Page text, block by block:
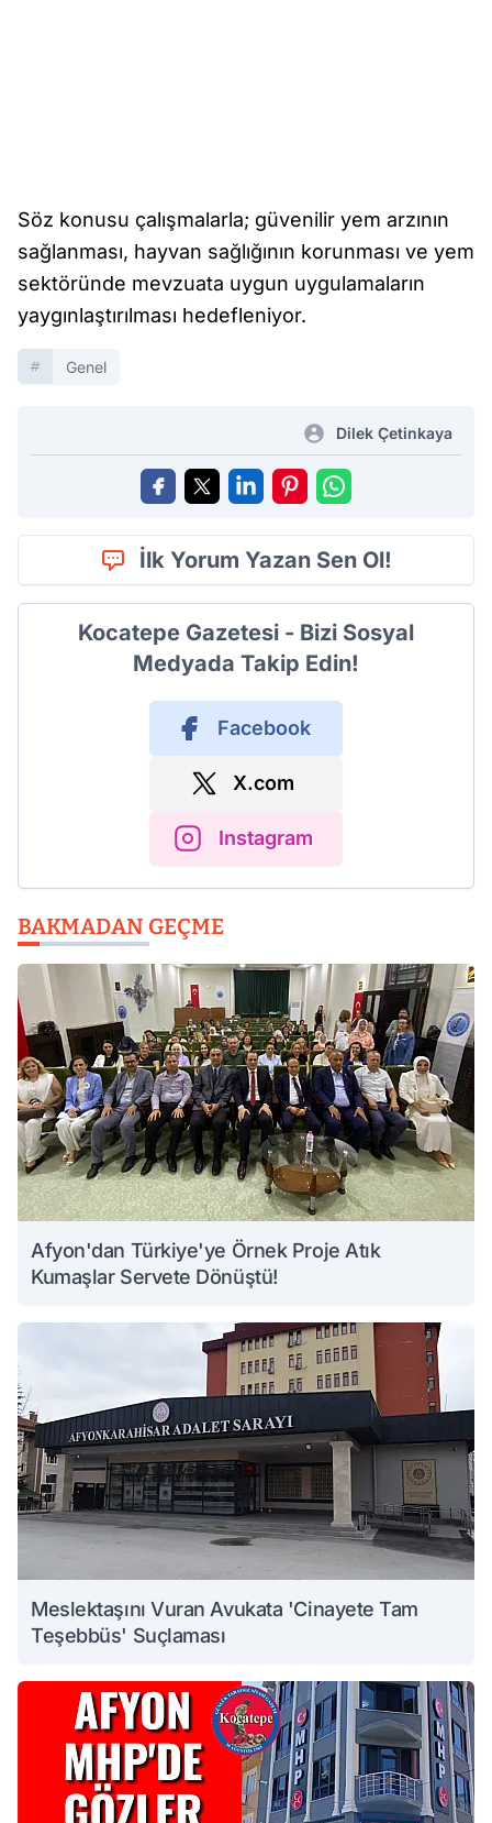
Söz konusu çalışmalarla; güvenilir yem arzının
sağlanması, hayvan sağlığının korunması ve yem
sektöründe mevzuata uygun uygulamaların
yaygınlaştırılması hedefleniyor.
Genel
Dilek Çetinkaya
İlk Yorum Yazan Sen Ol!
Kocatepe Gazetesi - Bizi Sosyal
Medyada Takip Edin!
Facebook
X.com
Instagram
BAKMADAN GEÇME
Afyon'dan Türkiye'ye Örnek Proje Atık
Kumaşlar Servete Dönüştü!
Meslektaşını Vuran Avukata 'Cinayete Tam
Teşebbüs' Suçlaması